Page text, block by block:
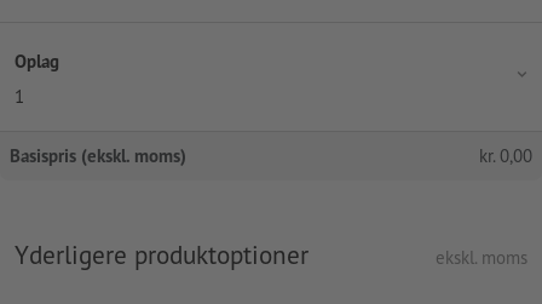
Oplag
1
Basispris (ekskl. moms) kr. 0,00
Yderligere produktoptioner ekskl. moms